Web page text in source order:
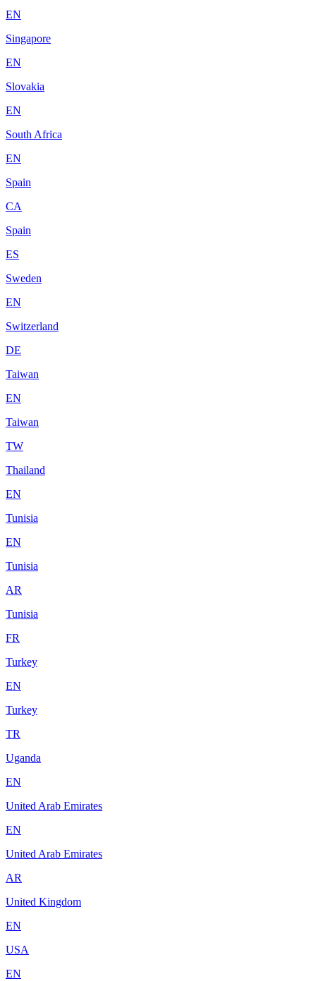
EN
Singapore
EN
Slovakia
EN
South Africa
EN
Spain
CA
Spain
ES
Sweden
EN
Switzerland
DE
Taiwan
EN
Taiwan
TW
Thailand
EN
Tunisia
EN
Tunisia
AR
Tunisia
FR
Turkey
EN
Turkey
TR
Uganda
EN
United Arab Emirates
EN
United Arab Emirates
AR
United Kingdom
EN
USA
EN